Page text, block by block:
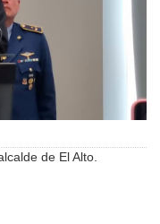
de El Alto.